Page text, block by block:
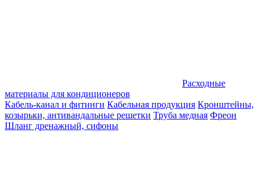
Расходные
материалы для кондиционеров
Кабель-канал и фитинги Кабельная продукция Кронштейны,
козырьки, антивандальные решетки Труба медная Фреон
Шланг дренажный, сифоны